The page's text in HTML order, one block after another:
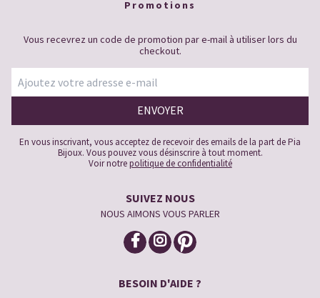
Promotions
Vous recevrez un code de promotion par e-mail à utiliser lors du
checkout.
En vous inscrivant, vous acceptez de recevoir des emails de la part de Pia
Bijoux. Vous pouvez vous désinscrire à tout moment.
Voir notrepolitique de confidentialité
SUIVEZ NOUS
NOUS AIMONS VOUS PARLER
BESOIN D'AIDE ?